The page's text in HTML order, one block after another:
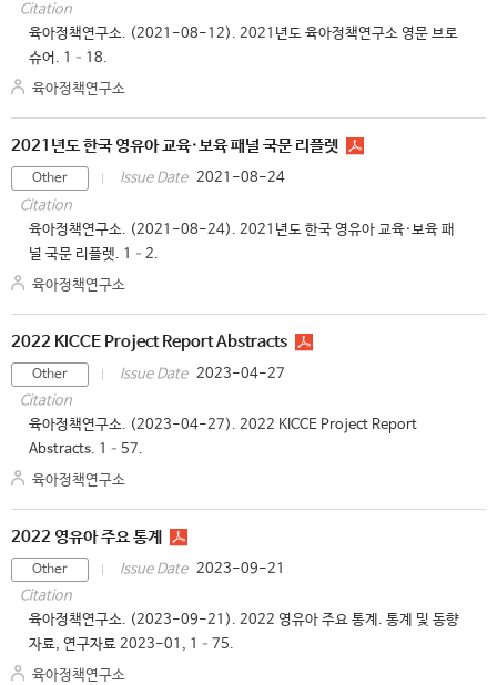
Citation
육아정책연구소. (2021-08-12). 2021년도 육아정책연구소 영문 브로
슈어. 1–18.
육아정책연구소
2021년도 한국 영유아 교육·보육 패널 국문 리플렛
Other Issue Date 2021-08-24
Citation
육아정책연구소. (2021-08-24). 2021년도 한국 영유아 교육·보육 패
널 국문 리플렛. 1–2.
육아정책연구소
2022 KICCE Project Report Abstracts
Other Issue Date 2023-04-27
Citation
육아정책연구소. (2023-04-27). 2022 KICCE Project Report
Abstracts. 1–57.
육아정책연구소
2022 영유아 주요 통계
Other Issue Date 2023-09-21
Citation
육아정책연구소. (2023-09-21). 2022 영유아 주요 통계. 통계 및 동향
자료, 연구자료 2023-01, 1–75.
육아정책연구소